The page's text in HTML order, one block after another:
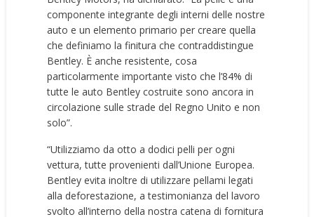
componente integrante degli interni delle nostre
auto e un elemento primario per creare quella
che definiamo la finitura che contraddistingue
Bentley. È anche resistente, cosa
particolarmente importante visto che l’84% di
tutte le auto Bentley costruite sono ancora in
circolazione sulle strade del Regno Unito e non
solo”.
“Utilizziamo da otto a dodici pelli per ogni
vettura, tutte provenienti dall’Unione Europea.
Bentley evita inoltre di utilizzare pellami legati
alla deforestazione, a testimonianza del lavoro
svolto all’interno della nostra catena di fornitura